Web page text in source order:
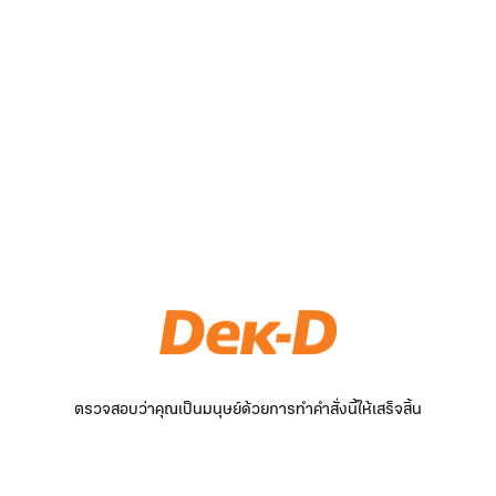
ตรวจสอบว่าคุณเป็นมนุษย์ด้วยการทำคำสั่งนี้ให้เสร็จสิ้น